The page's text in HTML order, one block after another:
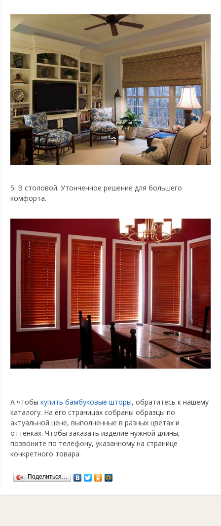
5. В столовой. Утонченное решение для большего
комфорта.
А чтобы купить бамбуковые шторы, обратитесь к нашему
каталогу. На его страницах собраны образцы по
актуальной цене, выполненные в разных цветах и
оттенках. Чтобы заказать изделие нужной длины,
позвоните по телефону, указанному на странице
конкретного товара.
Поделиться…